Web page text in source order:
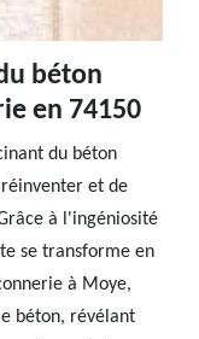
béton
en 74150
du béton
et de
à l'ingéniosité
se transforme en
à Moye,
béton, révélant